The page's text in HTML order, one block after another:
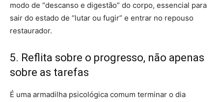
modo de “descanso e digestão” do corpo, essencial para
sair do estado de “lutar ou fugir” e entrar no repouso
restaurador.
5. Reflita sobre o progresso, não apenas
sobre as tarefas
É uma armadilha psicológica comum terminar o dia